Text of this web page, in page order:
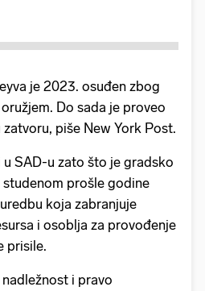
je 2023. osuđen zbog
Do sada je proveo
piše New York Post.
u SAD-u zato što je gradsko
studenom prošle godine
koja zabranjuje
i osoblja za provođenje
prisile.
i pravo